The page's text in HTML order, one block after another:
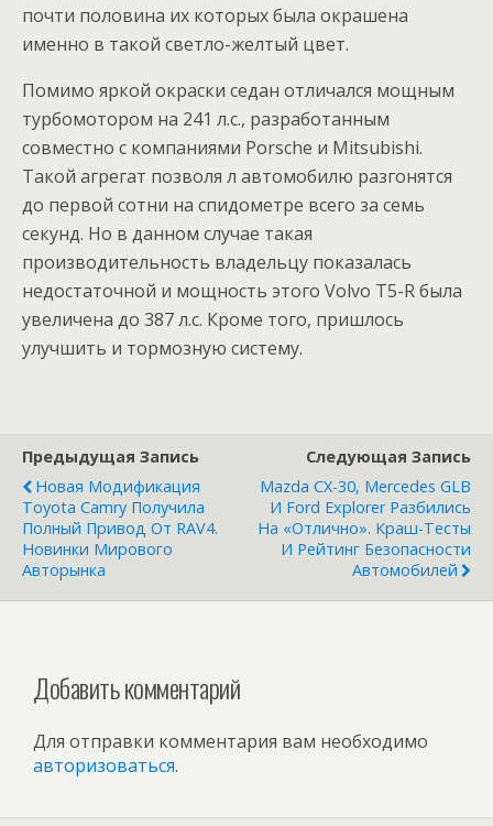
почти половина их которых была окрашена
именно в такой светло-желтый цвет.
Помимо яркой окраски седан отличался мощным
турбомотором на 241 л.с., разработанным
совместно с компаниями Porsche и Mitsubishi.
Такой агрегат позволя л автомобилю разгонятся
до первой сотни на спидометре всего за семь
секунд. Но в данном случае такая
производительность владельцу показалась
недостаточной и мощность этого Volvo T5-R была
увеличена до 387 л.с. Кроме того, пришлось
улучшить и тормозную систему.
Предыдущая Запись
Новая Модификация
Toyota Camry Получила
Полный Привод От RAV4.
Новинки Мирового
Авторынка
Следующая Запись
Mazda CX-30, Mercedes GLB
И Ford Explorer Разбились
На «отлично». Краш-Тесты
И Рейтинг Безопасности
Автомобилей
Добавить комментарий
Для отправки комментария вам необходимо
авторизоваться.